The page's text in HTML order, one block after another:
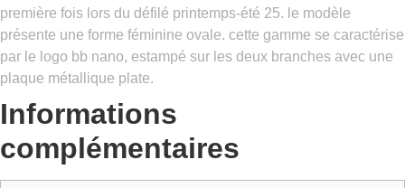
première fois lors du défilé printemps-été 25. le modèle
présente une forme féminine ovale. cette gamme se caractérise
par le logo bb nano, estampé sur les deux branches avec une
plaque métallique plate.
Informations
complémentaires